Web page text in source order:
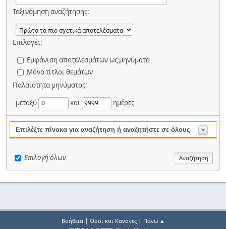
Ταξινόμηση αναζήτησης:
Επιλογές:
Εμφάνιση αποτελεσμάτων ως μηνύματα
Μόνο τίτλοι θεμάτων
Παλαιότητα μηνύματος:
μεταξύ
και ημέρες
Επιλέξτε πίνακα για αναζήτηση ή αναζητήστε σε όλους
Επιλογή όλων
Βοήθεια| Όροι και Κανόνες| Πάνω ▲